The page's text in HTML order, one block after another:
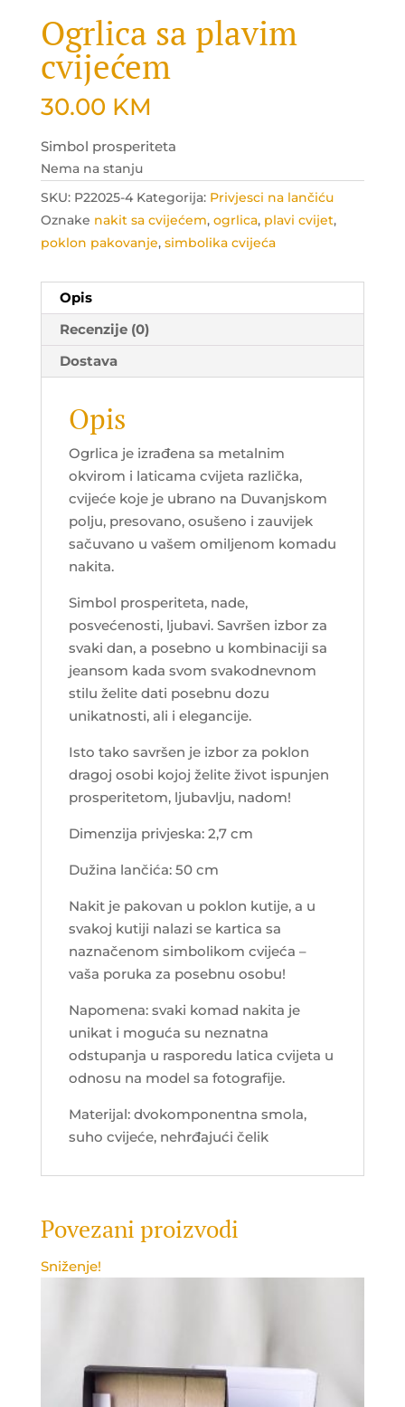
Ogrlica sa plavim
cvijećem
30.00 KM
Simbol prosperiteta
Nema na stanju
SKU: P22025-4 Kategorija: Privjesci na lančiću
Oznake nakit sa cvijećem, ogrlica, plavi cvijet,
poklon pakovanje, simbolika cvijeća
Opis
Recenzije (0)
Dostava
Opis
Ogrlica je izrađena sa metalnim
okvirom i laticama cvijeta različka,
cvijeće koje je ubrano na Duvanjskom
polju, presovano, osušeno i zauvijek
sačuvano u vašem omiljenom komadu
nakita.
Simbol prosperiteta, nade,
posvećenosti, ljubavi. Savršen izbor za
svaki dan, a posebno u kombinaciji sa
jeansom kada svom svakodnevnom
stilu želite dati posebnu dozu
unikatnosti, ali i elegancije.
Isto tako savršen je izbor za poklon
dragoj osobi kojoj želite život ispunjen
prosperitetom, ljubavlju, nadom!
Dimenzija privjeska: 2,7 cm
Dužina lančića: 50 cm
Nakit je pakovan u poklon kutije, a u
svakoj kutiji nalazi se kartica sa
naznačenom simbolikom cvijeća –
vaša poruka za posebnu osobu!
Napomena: svaki komad nakita je
unikat i moguća su neznatna
odstupanja u rasporedu latica cvijeta u
odnosu na model sa fotografije.
Materijal: dvokomponentna smola,
suho cvijeće, nehrđajući čelik
Povezani proizvodi
Sniženje!